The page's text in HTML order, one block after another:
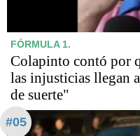
FÓRMULA 1.
Colapinto contó por
las injusticias llegan
de suerte"
#05